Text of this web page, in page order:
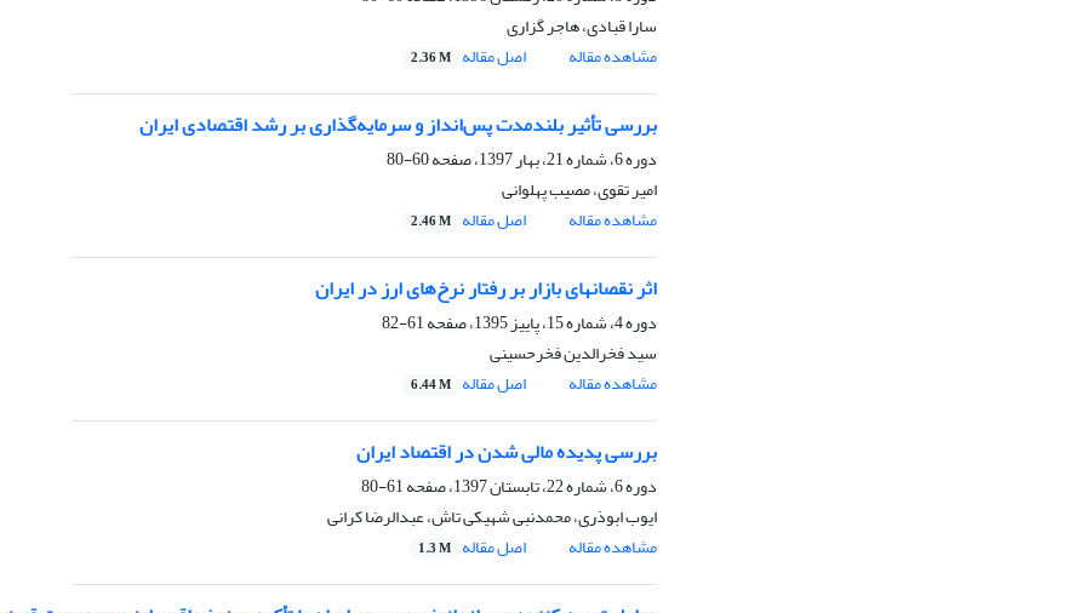
سارا قبادی، هاجر گزاری
مشاهده مقاله
اصل مقاله 2.36 M
بررسی تأثیر بلندمدت پس‌انداز و سرمایه‌گذاری بر رشد اقتصادی ایران
دوره 6، شماره 21، بهار 1397، صفحه
60-80
امیر تقوی، مصیب پهلوانی
مشاهده مقاله
اصل مقاله 2.46 M
اثر نقصانهای بازار بر رفتار نرخ‌های ارز در ایران
دوره 4، شماره 15، پاییز 1395، صفحه
61-82
سید فخرالدین فخرحسینی
مشاهده مقاله
اصل مقاله 6.44 M
بررسی پدیده مالی شدن در اقتصاد ایران
دوره 6، شماره 22، تابستان 1397، صفحه
61-80
ایوب ابوذری، محمدنبی شهیکی تاش، عبدالرضا کرانی
مشاهده مقاله
اصل مقاله 1.3 M